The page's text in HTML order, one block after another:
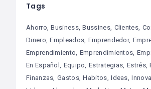
Tags
Ahorro Business Bussines Clientes
Dinero Empleados Emprendedor
Emprendimiento Emprendimientos
En Español Equipo Estrategias Estrés
Finanzas Gastos Habitos Ideas